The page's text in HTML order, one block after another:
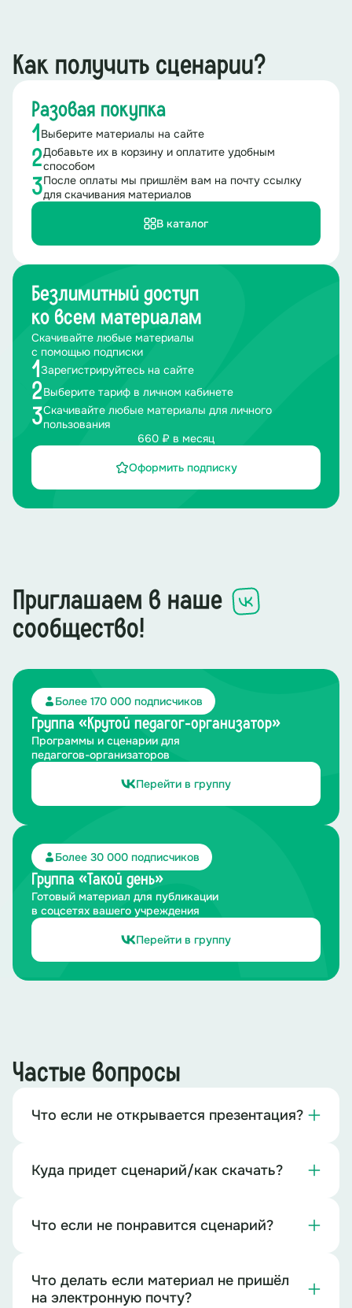
Как получить сценарии?
Разовая покупка
1 Выберите материалы на сайте
2Добавьте их в корзину и оплатите удобным
способом
3После оплаты мы пришлём вам на почту ссылку
для скачивания материалов
В каталог
Безлимитный доступ
ко всем материалам
Скачивайте любые материалы
с помощью подписки
1 Зарегистрируйтесь на сайте
2Выберите тариф в личном кабинете
3Скачивайте любые материалы для личного
пользования
660 ₽ в месяц
Оформить подписку
Приглашаем в наше
сообщество!
Более 170 000 подписчиков
Группа «Крутой педагог-организатор»
Программы и сценарии для
педагогов-организаторов
Перейти в группу
Более 30 000 подписчиков
Группа «Такой день»
Готовый материал для публикации
в соцсетях вашего учреждения
Перейти в группу
Частые вопросы
Что если не открывается презентация?
Куда придет сценарий/как скачать?
Что если не понравится сценарий?
Что делать если материал не пришёл
на электронную почту?